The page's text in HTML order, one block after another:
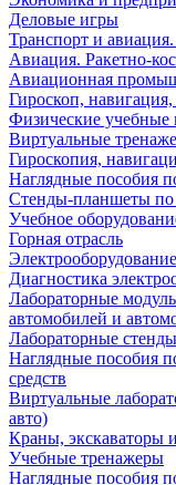
Деловые игры
Транспорт и
Авиация. Ракетно-
Авиационная
Гироскоп,
Физические учебные
Виртуальные
Гироскопия,
Наглядные пособия
Стенды-планшеты по
Учебное
Горная отрасль
Диагностика
Лабораторные
автомобилей и
Лабораторные стенды
Наглядные пособия
средств
Виртуальные
авто)
Краны, экскаваторы
Учебные тренажеры
Наглядные пособия